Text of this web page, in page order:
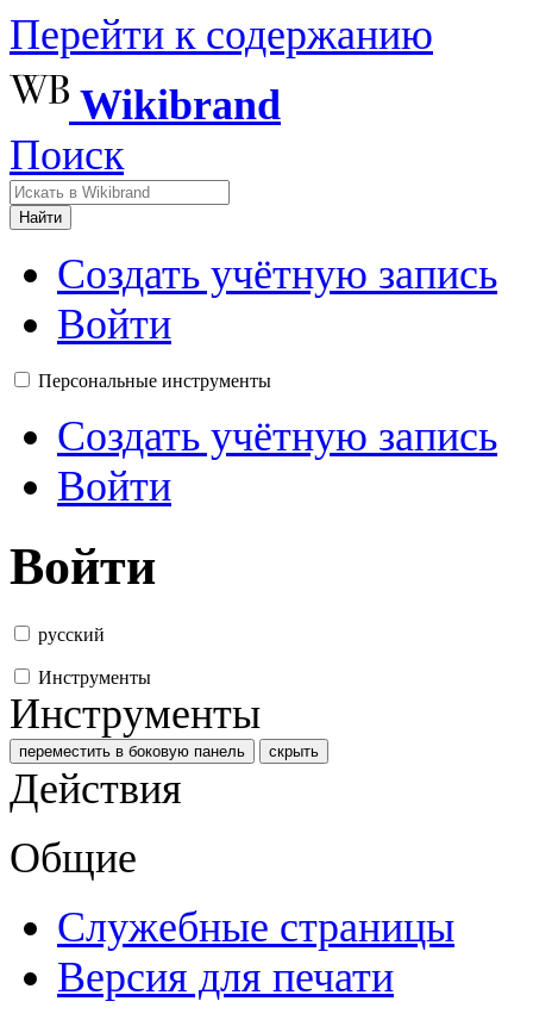
Перейти к содержанию
Wikibrand
Поиск
Найти
Создать учётную запись
Войти
Персональные инструменты
Создать учётную запись
Войти
Войти
русский
Инструменты
Инструменты
переместить в боковую панель скрыть
Действия
Общие
Служебные страницы
Версия для печати